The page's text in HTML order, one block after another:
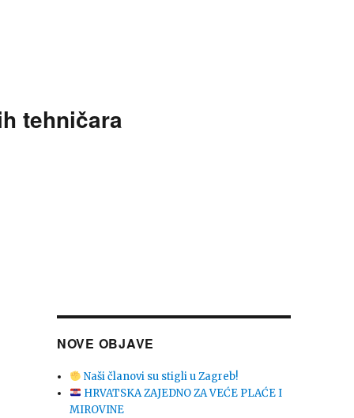
tehničara
NOVE OBJAVE
Naši članovi su stigli u Zagreb!
HRVATSKA ZAJEDNO ZA VEĆE PLAĆE I
MIROVINE